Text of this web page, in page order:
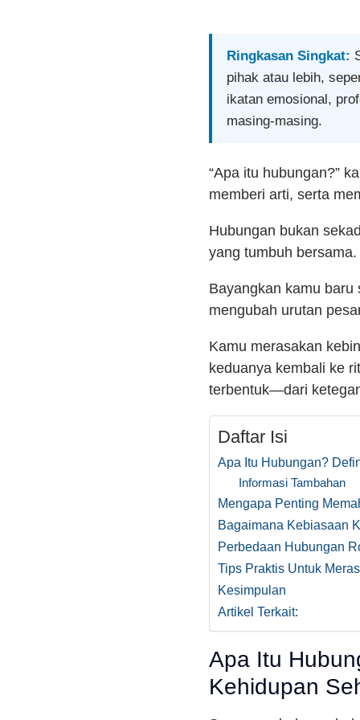
Ringkasan Singkat:
pihak atau lebih,
ikatan emosional,
masing‑masing.
“Apa itu hubungan?”
memberi arti, serta
Hubungan bukan
yang tumbuh bersama.
Bayangkan kamu baru
mengubah urutan
Kamu merasakan
keduanya kembali ke
terbentuk—dari
Daftar Isi
Apa Itu Hubungan?
Informasi Tambahan
Mengapa Penting
Bagaimana Kebiasaan
Perbedaan Hubungan
Tips Praktis Untuk
Kesimpulan
Artikel Terkait:
Apa Itu
Kehidupan